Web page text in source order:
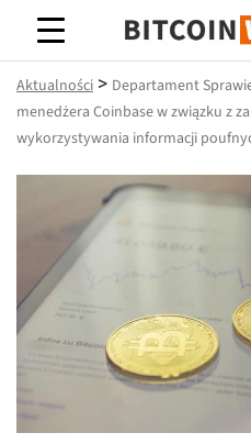
Aktualności > Departament
menedżera Coinbase w związku z
wykorzystywania informacji